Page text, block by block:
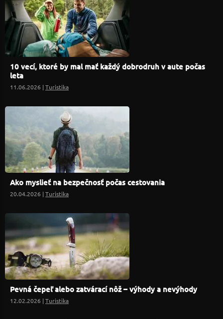
10 vecí, ktoré by mal mať každý dobrodruh v aute počas
leta
11.06.2026 |Turistika
Ako myslieť na bezpečnosť počas cestovania
20.04.2026 |Turistika
Pevná čepeľ alebo zatvárací nôž – výhody a nevýhody
12.02.2026 |Turistika